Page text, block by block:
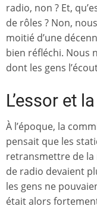
radio, non ? Et,
de rôles ? Non,
moitié d’une
bien réfléchi. Nous
dont les gens
L’essor et
À l’époque, la
pensait que les
retransmettre de la
de radio devaient
les gens ne
était alors